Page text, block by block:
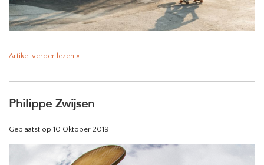
THE EDIT
Artikel verder lezen »
Philippe Zwijsen
Geplaatst op 10 Oktober 2019